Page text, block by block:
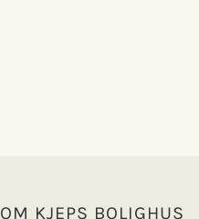
OM KJEPS BOLIGHUS